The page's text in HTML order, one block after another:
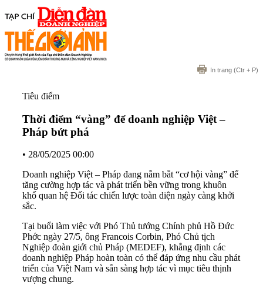
In trang (Ctr + P)
Tiêu điểm
Thời điểm “vàng” để doanh nghiệp Việt –
Pháp bứt phá
• 28/05/2025 00:00
Doanh nghiệp Việt – Pháp đang nắm bắt “cơ hội vàng” để
tăng cường hợp tác và phát triển bền vững trong khuôn
khổ quan hệ Đối tác chiến lược toàn diện ngày càng khởi
sắc.
Tại buổi làm việc với Phó Thủ tướng Chính phủ Hồ Đức
Phớc ngày 27/5, ông Francois Corbin, Phó Chủ tịch
Nghiệp đoàn giới chủ Pháp (MEDEF), khẳng định các
doanh nghiệp Pháp hoàn toàn có thể đáp ứng nhu cầu phát
triển của Việt Nam và sẵn sàng hợp tác vì mục tiêu thịnh
vượng chung.